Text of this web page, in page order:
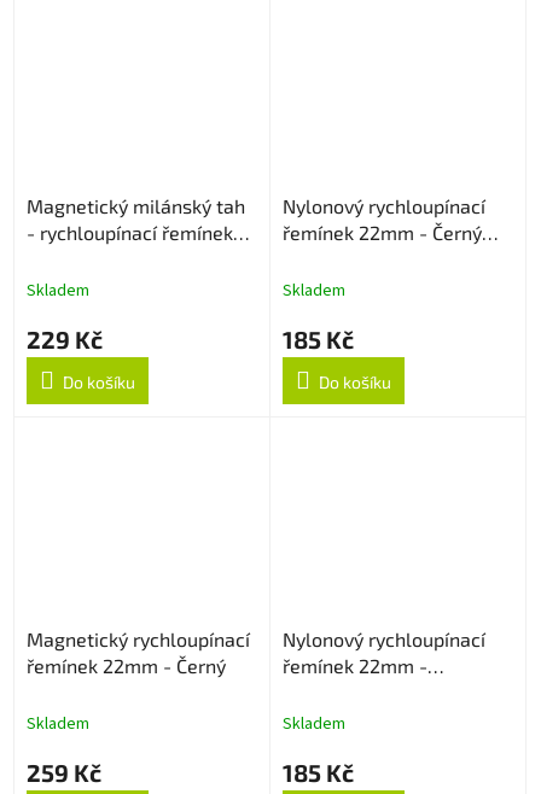
Magnetický milánský tah
- rychloupínací řemínek
Skladem
229 Kč
Do košíku
Nylonový rychloupínací
řemínek 22mm - Černý
Skladem
185 Kč
Do košíku
Magnetický rychloupínací
řemínek 22mm - Černý
Skladem
259 Kč
Nylonový rychloupínací
řemínek 22mm -
Skladem
185 Kč